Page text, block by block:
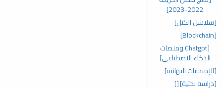
2022-2023]
[سلاسل الكتل]
[Blockchain]
[Chatgpt ومنصات
الذكاء الاصطناعي]
[الإمتحانات النهائية]
[دراسة بحثية][]